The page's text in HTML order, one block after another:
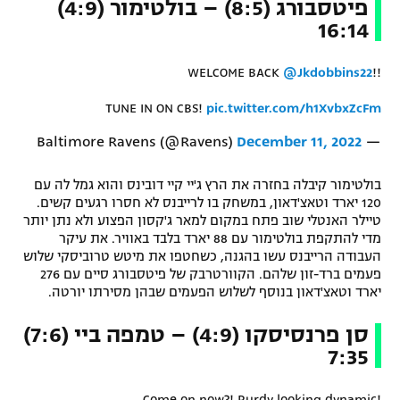
פיטסבורג (8:5) – בולטימור (4:9)
16:14
WELCOME BACK @Jkdobbins22!!
TUNE IN ON CBS! pic.twitter.com/h1XvbxZcFm
— Baltimore Ravens (@Ravens)
December 11, 2022
בולטימור קיבלה בחזרה את הרץ ג'יי קיי דובינס והוא גמל לה עם
120 יארד וטאצ'דאון, במשחק בו לרייבנס לא חסרו רגעים קשים.
טיילר האנטלי שוב פתח במקום למאר ג'קסון הפצוע ולא נתן יותר
מדי להתקפת בולטימור עם 88 יארד בלבד באוויר. את עיקר
העבודה הרייבנס עשו בהגנה, כשחטפו את מיטש טרוביסקי שלוש
פעמים ברד-זון שלהם. הקוורטרבק של פיטסבורג סיים עם 276
יארד וטאצ'דאון בנוסף לשלוש הפעמים שבהן מסירתו יורטה.
סן פרנסיסקו (4:9) – טמפה ביי (7:6)
7:35